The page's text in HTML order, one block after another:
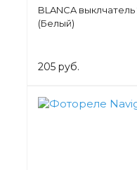
BLANCA
(Белый)
205 руб.